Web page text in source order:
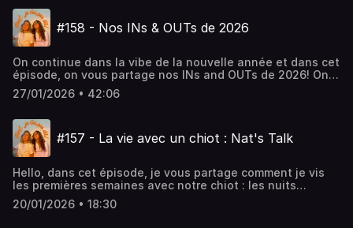
:
@NataliaOliviaPtkhttps://www.youtube.com/
#158 - Nos INs & OUTs de 2026
On continue dans la vibe de la nouvelle année et dans cet
épisode, on vous partage nos INs and OUTs de 2026! On
parle de tout ce qu'on aimerait garder cette année mais
aussi tout ce qu'on aimerait laisser derrière
@meufjetaipasdit @letycja_k
@natalia.ptkhttps://www.instagram.com/
: @meufjetaipasdit @letycja_k
:
@NataliaOliviaPtkhttps://www.youtube.com/
27/01/2026 • 42:06
#157 - La vie avec un chiot : Nat's Talk
Hello, dans cet épisode, je vous partage comment je vis
les premières semaines avec notre chiot : les nuits
compliquées, les petites galères, les puppy blues mais
aussi les grandes joies et les attentes vs la réalité. On
20/01/2026 • 18:30